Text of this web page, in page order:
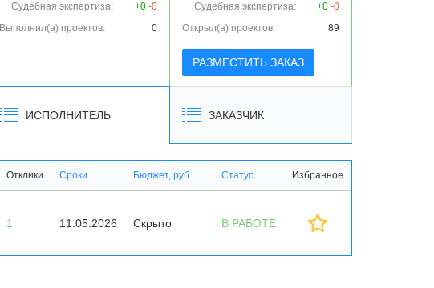
Судебная экспертиза:
+0 -0
Выполнил(а) проектов:
0
Судебная экспертиза:
+0 -0
Открыл(а) проектов:
89
РАЗМЕСТИТЬ ЗАКАЗ
ИСПОЛНИТЕЛЬ ЗАКАЗЧИК
Отклики Сроки Бюджет, руб. Статус Избранное
1 11.05.2026 Скрыто В РАБОТЕ